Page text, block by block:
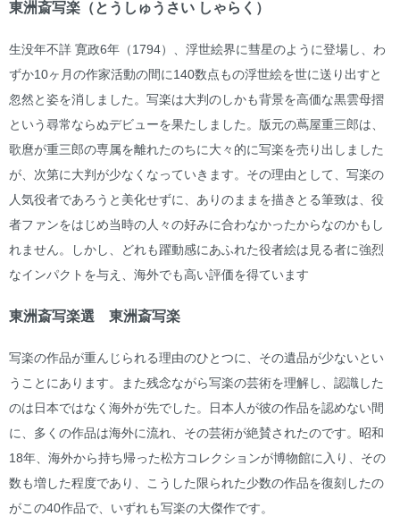
東洲斎写楽（とうしゅうさい しゃらく）
生没年不詳 寛政6年（1794）、浮世絵界に彗星のように登場し、わ
ずか10ヶ月の作家活動の間に140数点もの浮世絵を世に送り出すと
忽然と姿を消しました。写楽は大判のしかも背景を高価な黒雲母摺
という尋常ならぬデビューを果たしました。版元の蔦屋重三郎は、
歌麿が重三郎の専属を離れたのちに大々的に写楽を売り出しました
が、次第に大判が少なくなっていきます。その理由として、写楽の
人気役者であろうと美化せずに、ありのままを描きとる筆致は、役
者ファンをはじめ当時の人々の好みに合わなかったからなのかもし
れません。しかし、どれも躍動感にあふれた役者絵は見る者に強烈
なインパクトを与え、海外でも高い評価を得ています
東洲斎写楽選 東洲斎写楽
写楽の作品が重んじられる理由のひとつに、その遺品が少ないとい
うことにあります。また残念ながら写楽の芸術を理解し、認識した
のは日本ではなく海外が先でした。日本人が彼の作品を認めない間
に、多くの作品は海外に流れ、その芸術が絶賛されたのです。昭和
18年、海外から持ち帰った松方コレクションが博物館に入り、その
数も増した程度であり、こうした限られた少数の作品を復刻したの
がこの40作品で、いずれも写楽の大傑作です。